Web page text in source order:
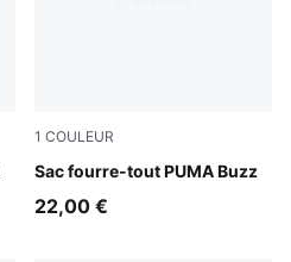
1 COULEUR
Sac fourre-tout PUMA Buzz
Puma Black
22,00 €